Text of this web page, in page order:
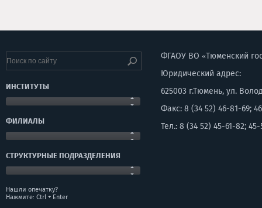
ИНСТИТУТЫ
ФИЛИАЛЫ
СТРУКТУРНЫЕ ПОДРАЗДЕЛЕНИЯ
Нашли опечатку?
Нажмите: Ctrl + Enter
ФГАОУ ВО «Тюменский
Юридический адрес:
625003 г.Тюмень, ул.
Факс: 8 (34 52) 46-81-69;
Тел.: 8 (34 52) 45-61-82; 45-